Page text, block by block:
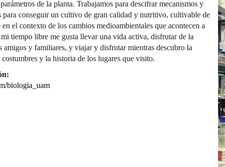
de la planta. Trabajamos para descifrar mecanismos y
para conseguir un cultivo de gran calidad y nutritivo, cultivable de
el contexto de los cambios medioambientales que acontecen a
tiempo libre me gusta llevar una vida activa, disfrutar de la
amigos y familiares, y viajar y disfrutar mientras descubro la
costumbres y la historia de los lugares que visito.
biologia_uam